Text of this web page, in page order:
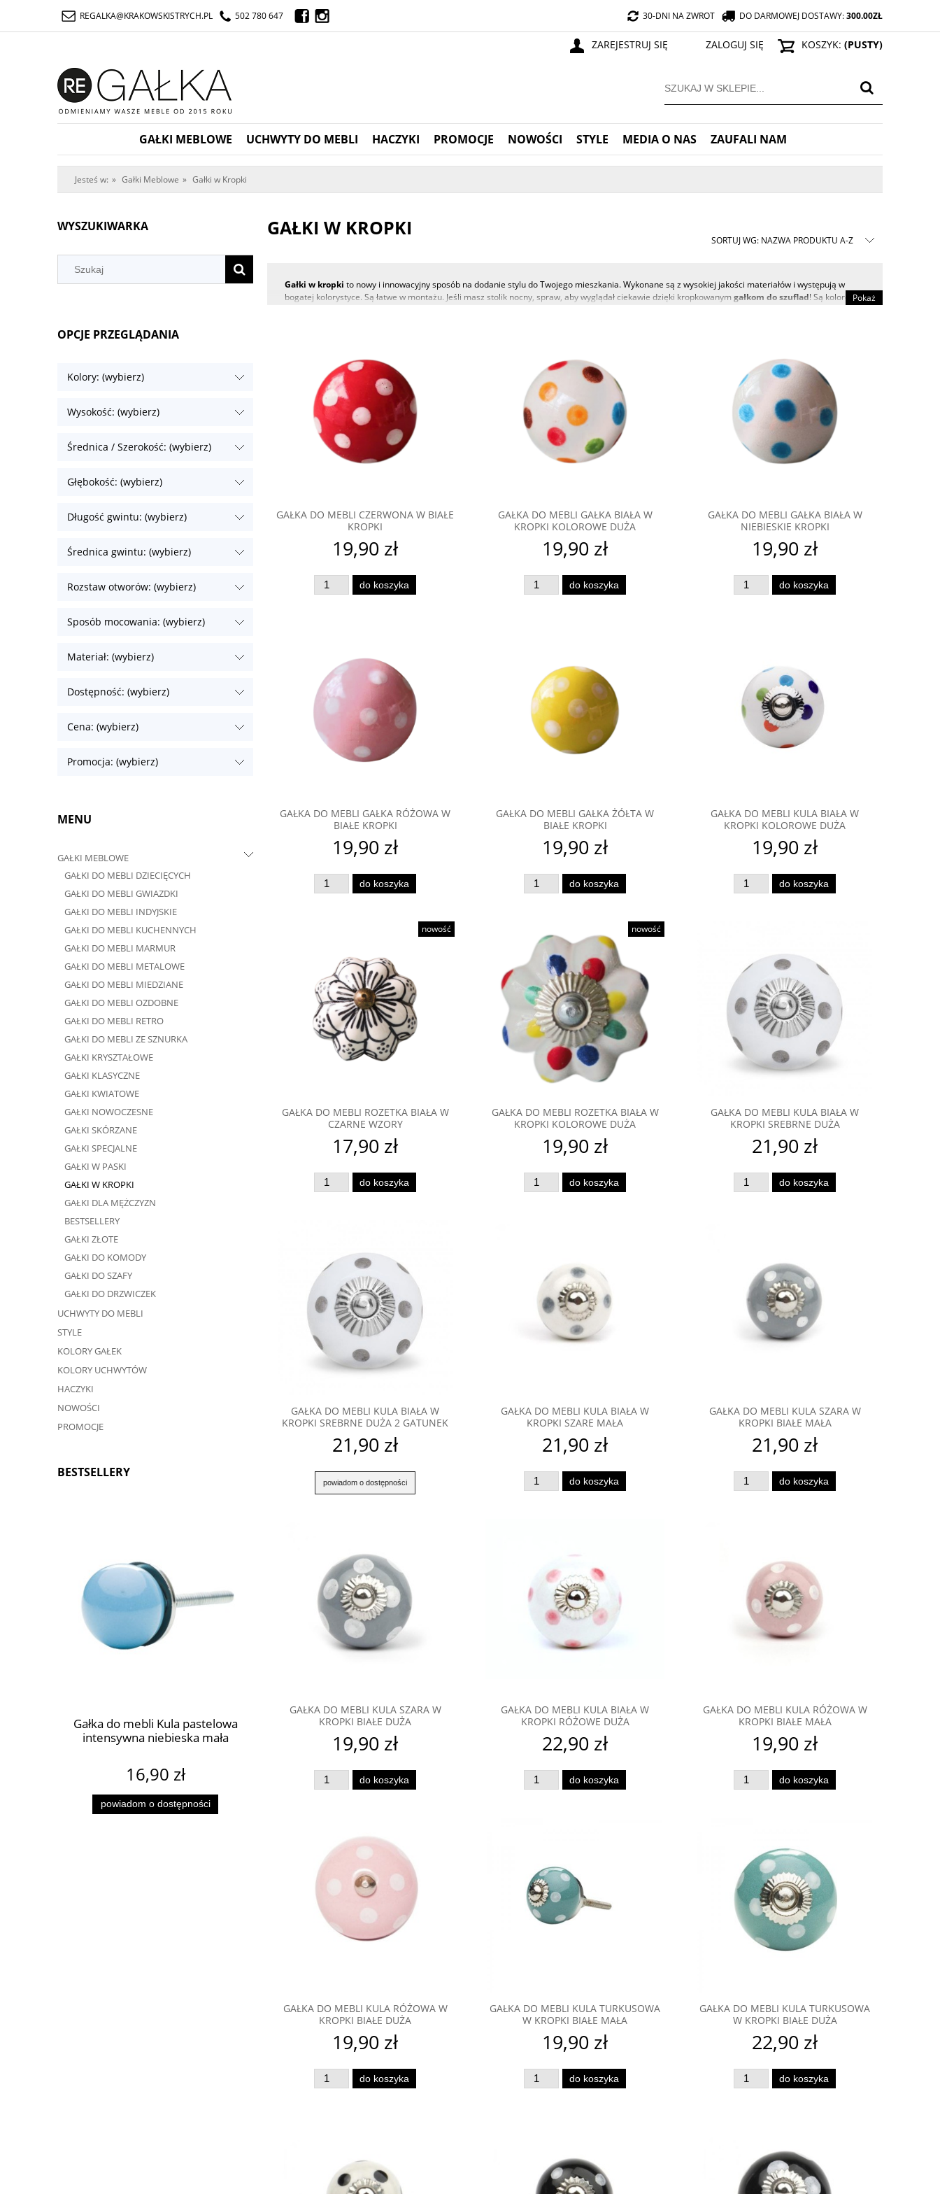
REGALKA@KRAKOWSKISTRYCH.PL 502 780 647 30-DNI NA ZWROT DO DARMOWEJ DOSTAWY:300.00ZŁ
ZAREJESTRUJ SIĘ ZALOGUJ SIĘ KOSZYK: (PUSTY)
GAŁKI MEBLOWE UCHWYTY DO MEBLI HACZYKI PROMOCJE NOWOŚCI STYLE MEDIA O NAS ZAUFALI NAM
Jesteś w: » Gałki Meblowe » Gałki w Kropki
WYSZUKIWARKA
OPCJE PRZEGLĄDANIA
Kolory: (wybierz)
Wysokość: (wybierz)
Średnica / Szerokość: (wybierz)
Głębokość: (wybierz)
Długość gwintu: (wybierz)
Średnica gwintu: (wybierz)
Rozstaw otworów: (wybierz)
Sposób mocowania: (wybierz)
Materiał: (wybierz)
Dostępność: (wybierz)
Cena: (wybierz)
Promocja: (wybierz)
MENU
GAŁKI MEBLOWE
GAŁKI DO MEBLI DZIECIĘCYCH
GAŁKI DO MEBLI GWIAZDKI
GAŁKI DO MEBLI INDYJSKIE
GAŁKI DO MEBLI KUCHENNYCH
GAŁKI DO MEBLI MARMUR
GAŁKI DO MEBLI METALOWE
GAŁKI DO MEBLI MIEDZIANE
GAŁKI DO MEBLI OZDOBNE
GAŁKI DO MEBLI RETRO
GAŁKI DO MEBLI ZE SZNURKA
GAŁKI KRYSZTAŁOWE
GAŁKI KLASYCZNE
GAŁKI KWIATOWE
GAŁKI NOWOCZESNE
GAŁKI SKÓRZANE
GAŁKI SPECJALNE
GAŁKI W PASKI
GAŁKI W KROPKI
GAŁKI DLA MĘŻCZYZN
BESTSELLERY
GAŁKI ZŁOTE
GAŁKI DO KOMODY
GAŁKI DO SZAFY
GAŁKI DO DRZWICZEK
UCHWYTY DO MEBLI
STYLE
KOLORY GAŁEK
KOLORY UCHWYTÓW
HACZYKI
NOWOŚCI
PROMOCJE
BESTSELLERY
Gałka do mebli Kula pastelowa
intensywna niebieska mała
16,90 zł
powiadom o dostępności
Premium Gałka do mebli Serduszko
drewniane SUROWE
23,90 zł
Gałka do mebli Orient Maroccan
White
23,90 zł
Gałka do mebli porcelanowe
Serduszko różowe
16,90 zł
GAŁKI W KROPKI
SORTUJ WG: NAZWA PRODUKTU A-Z
Gałki w kropki to nowy i innowacyjny sposób na dodanie stylu do Twojego mieszkania. Wykonane są z wysokiej jakości materiałów i występują w
bogatej kolorystyce. Są łatwe w montażu. Jeśli masz stolik nocny, spraw, aby wyglądał ciekawie dzięki kropkowanym gałkom do szuflad! Są kolorowe,Pokaż
GAŁKA DO MEBLI CZERWONA W BIAŁE
KROPKI
19,90 zł
do koszyka
GAŁKA DO MEBLI GAŁKA BIAŁA W
KROPKI KOLOROWE DUŻA
19,90 zł
do koszyka
GAŁKA DO MEBLI GAŁKA BIAŁA W
NIEBIESKIE KROPKI
19,90 zł
do koszyka
GAŁKA DO MEBLI GAŁKA RÓŻOWA W
BIAŁE KROPKI
19,90 zł
do koszyka
GAŁKA DO MEBLI GAŁKA ŻÓŁTA W
BIAŁE KROPKI
19,90 zł
do koszyka
GAŁKA DO MEBLI KULA BIAŁA W
KROPKI KOLOROWE DUŻA
19,90 zł
do koszyka
GAŁKA DO MEBLI ROZETKA BIAŁA W
CZARNE WZORY
17,90 zł
do koszyka
nowość
GAŁKA DO MEBLI ROZETKA BIAŁA W
KROPKI KOLOROWE DUŻA
19,90 zł
do koszyka
nowość
GAŁKA DO MEBLI KULA BIAŁA W
KROPKI SREBRNE DUŻA
21,90 zł
do koszyka
GAŁKA DO MEBLI KULA BIAŁA W
KROPKI SREBRNE DUŻA 2 GATUNEK
21,90 zł
powiadom o dostępności
GAŁKA DO MEBLI KULA BIAŁA W
KROPKI SZARE MAŁA
21,90 zł
do koszyka
GAŁKA DO MEBLI KULA SZARA W
KROPKI BIAŁE MAŁA
21,90 zł
do koszyka
GAŁKA DO MEBLI KULA SZARA W
KROPKI BIAŁE DUŻA
19,90 zł
do koszyka
GAŁKA DO MEBLI KULA BIAŁA W
KROPKI RÓŻOWE DUŻA
22,90 zł
do koszyka
GAŁKA DO MEBLI KULA RÓŻOWA W
KROPKI BIAŁE MAŁA
19,90 zł
do koszyka
GAŁKA DO MEBLI KULA RÓŻOWA W
KROPKI BIAŁE DUŻA
19,90 zł
do koszyka
GAŁKA DO MEBLI KULA TURKUSOWA
W KROPKI BIAŁE MAŁA
19,90 zł
do koszyka
GAŁKA DO MEBLI KULA TURKUSOWA
W KROPKI BIAŁE DUŻA
22,90 zł
do koszyka